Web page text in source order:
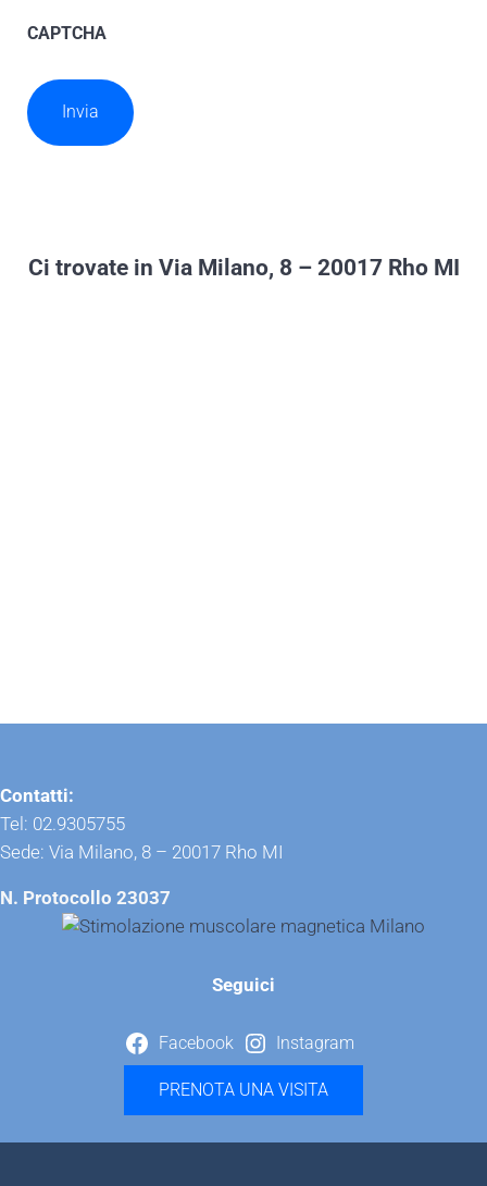
CAPTCHA
Ci trovate in Via Milano, 8 – 20017 Rho MI
Contatti:
Tel: 02.9305755
Sede: Via Milano, 8 – 20017 Rho MI
N. Protocollo 23037
Seguici
Facebook Instagram
PRENOTA UNA VISITA